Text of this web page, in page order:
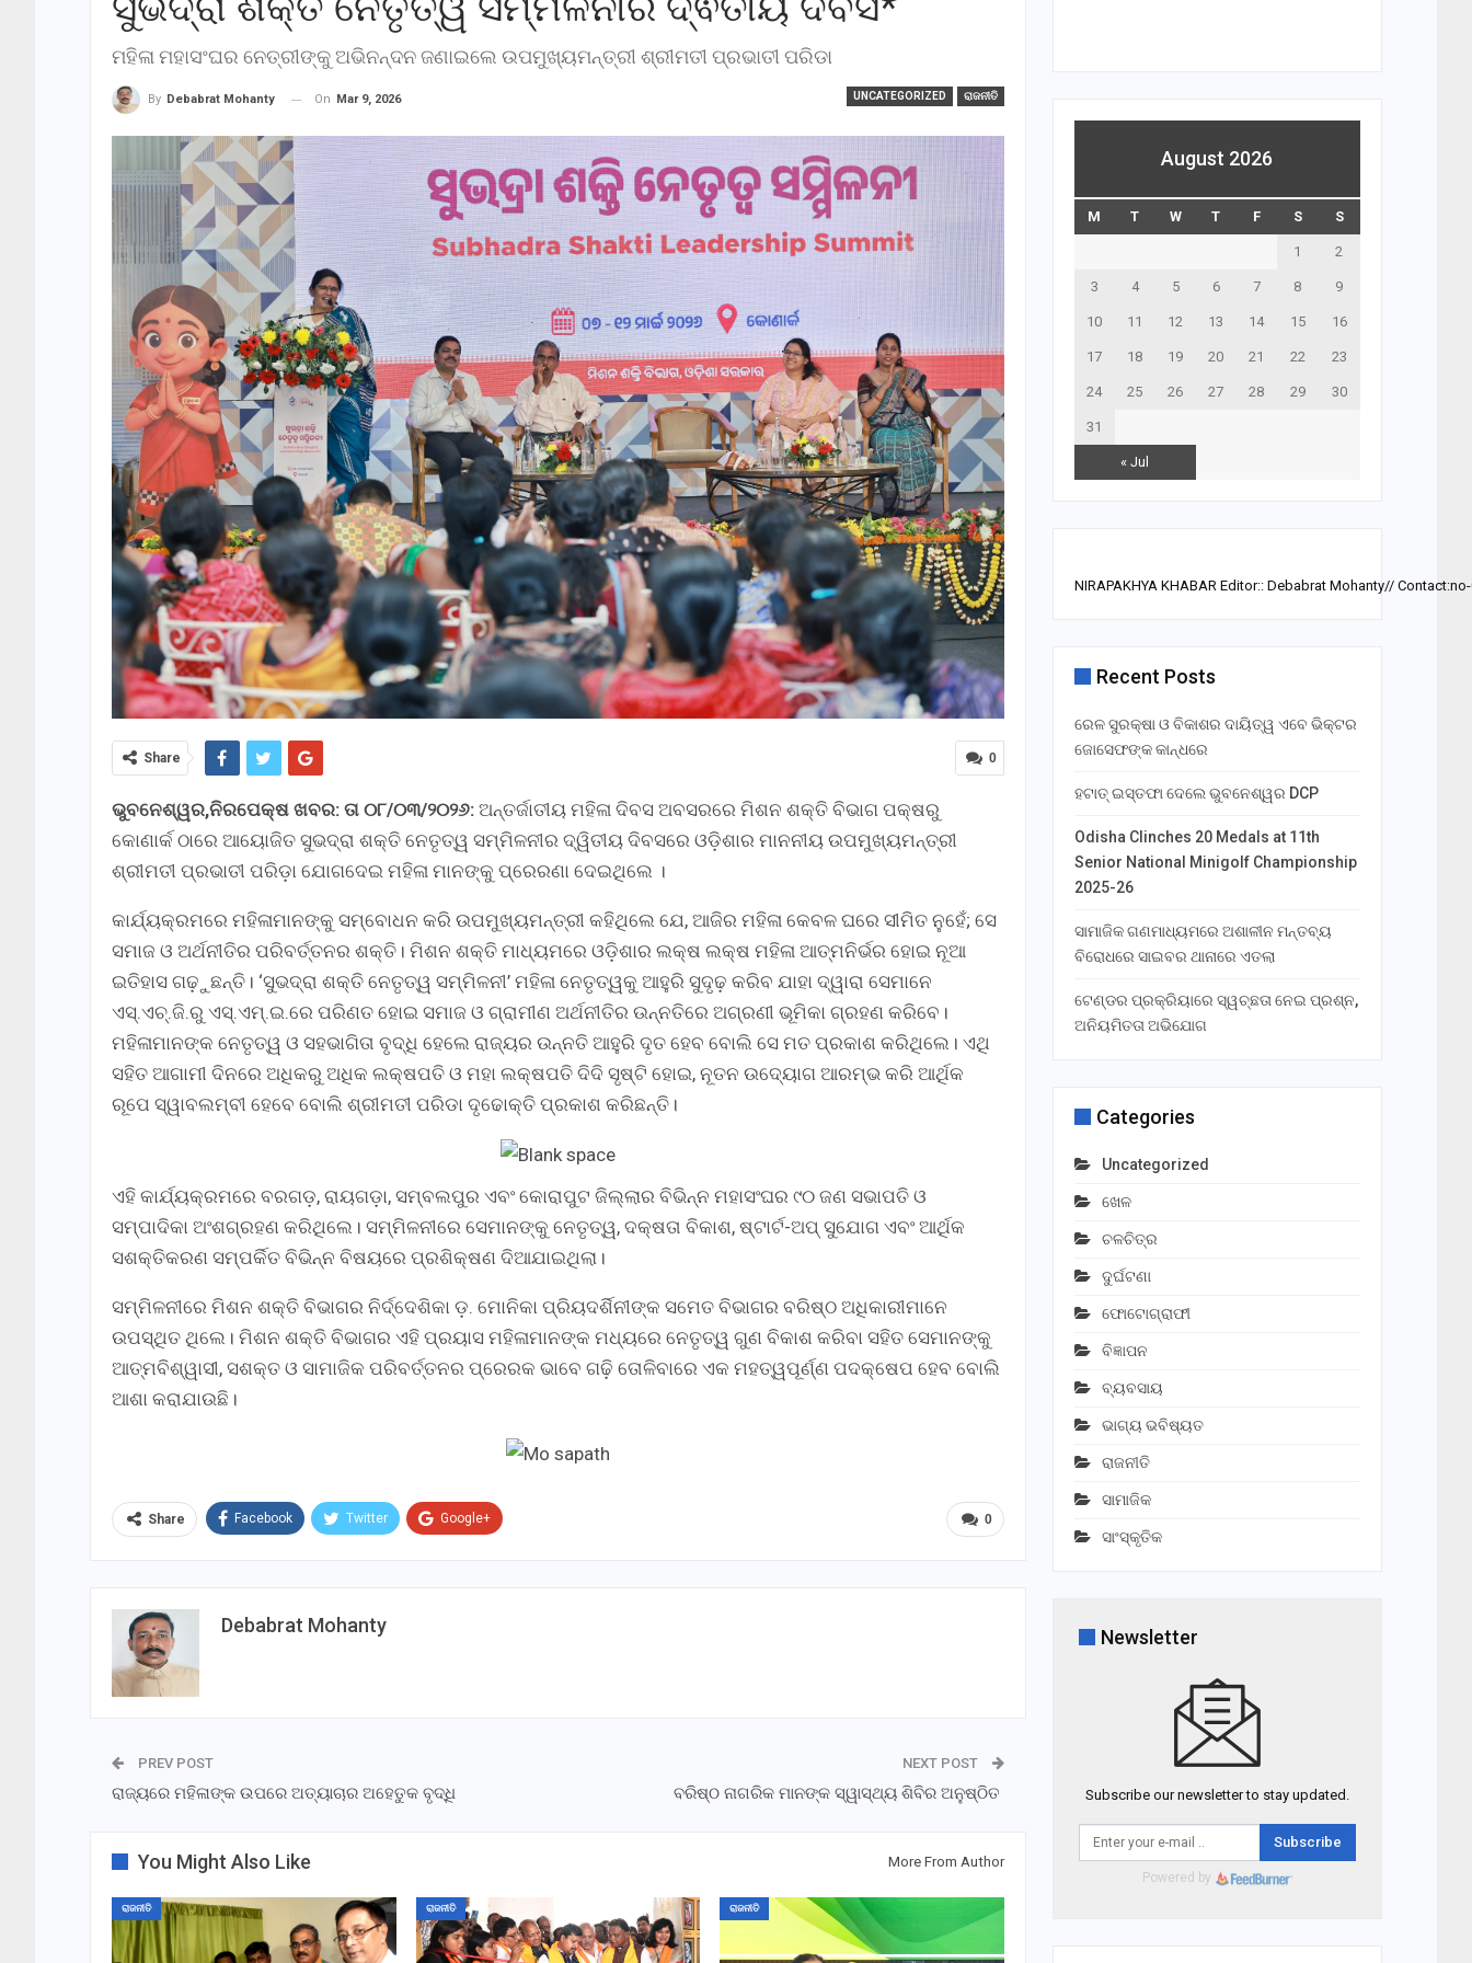
ମହିଳା ମହାସଂଘର ନେତ୍ରୀଙ୍କୁ ଅଭିନନ୍ଦନ ଜଣାଇଲେ ଉପମୁଖ୍ୟମନ୍ତ୍ରୀ ଶ୍ରୀମତୀ ପ୍ରଭାତୀ ପରିଡା
UNCATEGORIZED ରାଜନୀତି
By Debabrat Mohanty On Mar 9, 2026
0
Share
ଭୁବନେଶ୍ୱର,ନିରପେକ୍ଷ ଖବର: ତା ୦୮/୦୩/୨୦୨୬: ଅନ୍ତର୍ଜାତୀୟ ମହିଳା ଦିବସ ଅବସରରେ ମିଶନ ଶକ୍ତି ବିଭାଗ ପକ୍ଷରୁ
କୋଣାର୍କ ଠାରେ ଆୟୋଜିତ ସୁଭଦ୍ରା ଶକ୍ତି ନେତୃତ୍ୱ ସମ୍ମିଳନୀର ଦ୍ୱିତୀୟ ଦିବସରେ ଓଡ଼ିଶାର ମାନନୀୟ ଉପମୁଖ୍ୟମନ୍ତ୍ରୀ
ଶ୍ରୀମତୀ ପ୍ରଭାତୀ ପରିଡ଼ା ଯୋଗଦେଇ ମହିଳା ମାନଙ୍କୁ ପ୍ରେରଣା ଦେଇଥିଲେ ।
କାର୍ଯ୍ୟକ୍ରମରେ ମହିଳାମାନଙ୍କୁ ସମ୍ବୋଧନ କରି ଉପମୁଖ୍ୟମନ୍ତ୍ରୀ କହିଥିଲେ ଯେ, ଆଜିର ମହିଳା କେବଳ ଘରେ ସୀମିତ ନୁହେଁ; ସେ
ସମାଜ ଓ ଅର୍ଥନୀତିର ପରିବର୍ତ୍ତନର ଶକ୍ତି। ମିଶନ ଶକ୍ତି ମାଧ୍ୟମରେ ଓଡ଼ିଶାର ଲକ୍ଷ ଲକ୍ଷ ମହିଳା ଆତ୍ମନିର୍ଭର ହୋଇ ନୂଆ
ଇତିହାସ ଗଢ଼ୁଛନ୍ତି। ‘ସୁଭଦ୍ରା ଶକ୍ତି ନେତୃତ୍ୱ ସମ୍ମିଳନୀ’ ମହିଳା ନେତୃତ୍ୱକୁ ଆହୁରି ସୁଦୃଢ଼ କରିବ ଯାହା ଦ୍ୱାରା ସେମାନେ
ଏସ୍‌.ଏଚ୍‌.ଜି.ରୁ ଏସ୍‌.ଏମ୍‌.ଇ.ରେ ପରିଣତ ହୋଇ ସମାଜ ଓ ଗ୍ରାମୀଣ ଅର୍ଥନୀତିର ଉନ୍ନତିରେ ଅଗ୍ରଣୀ ଭୂମିକା ଗ୍ରହଣ କରିବେ।
ମହିଳାମାନଙ୍କ ନେତୃତ୍ୱ ଓ ସହଭାଗିତା ବୃଦ୍ଧି ହେଲେ ରାଜ୍ୟର ଉନ୍ନତି ଆହୁରି ଦୃତ ହେବ ବୋଲି ସେ ମତ ପ୍ରକାଶ କରିଥିଲେ। ଏଥି
ସହିତ ଆଗାମୀ ଦିନରେ ଅଧିକରୁ ଅଧିକ ଲକ୍ଷପତି ଓ ମହା ଲକ୍ଷପତି ଦିଦି ସୃଷ୍ଟି ହୋଇ, ନୂତନ ଉଦ୍ୟୋଗ ଆରମ୍ଭ କରି ଆର୍ଥିକ
ରୂପେ ସ୍ୱାବଲମ୍ବୀ ହେବେ ବୋଲି ଶ୍ରୀମତୀ ପରିଡା ଦୃଢୋକ୍ତି ପ୍ରକାଶ କରିଛନ୍ତି।
ଏହି କାର୍ଯ୍ୟକ୍ରମରେ ବରଗଡ଼, ରାୟଗଡ଼ା, ସମ୍ବଲପୁର ଏବଂ କୋରାପୁଟ ଜିଲ୍ଲାର ବିଭିନ୍ନ ମହାସଂଘର ୯୦ ଜଣ ସଭାପତି ଓ
ସମ୍ପାଦିକା ଅଂଶଗ୍ରହଣ କରିଥିଲେ। ସମ୍ମିଳନୀରେ ସେମାନଙ୍କୁ ନେତୃତ୍ୱ, ଦକ୍ଷତା ବିକାଶ, ଷ୍ଟାର୍ଟ-ଅପ୍ ସୁଯୋଗ ଏବଂ ଆର୍ଥିକ
ସଶକ୍ତିକରଣ ସମ୍ପର୍କିତ ବିଭିନ୍ନ ବିଷୟରେ ପ୍ରଶିକ୍ଷଣ ଦିଆଯାଇଥିଲା।
ସମ୍ମିଳନୀରେ ମିଶନ ଶକ୍ତି ବିଭାଗର ନିର୍ଦ୍ଦେଶିକା ଡ଼. ମୋନିକା ପ୍ରିୟଦର୍ଶିନୀଙ୍କ ସମେତ ବିଭାଗର ବରିଷ୍ଠ ଅଧିକାରୀମାନେ
ଉପସ୍ଥିତ ଥିଲେ। ମିଶନ ଶକ୍ତି ବିଭାଗର ଏହି ପ୍ରୟାସ ମହିଳାମାନଙ୍କ ମଧ୍ୟରେ ନେତୃତ୍ୱ ଗୁଣ ବିକାଶ କରିବା ସହିତ ସେମାନଙ୍କୁ
ଆତ୍ମବିଶ୍ୱାସୀ, ସଶକ୍ତ ଓ ସାମାଜିକ ପରିବର୍ତ୍ତନର ପ୍ରେରକ ଭାବେ ଗଢ଼ି ତୋଳିବାରେ ଏକ ମହତ୍ୱପୂର୍ଣ୍ଣ ପଦକ୍ଷେପ ହେବ ବୋଲି
ଆଶା କରାଯାଉଛି।
0
Share Facebook Twitter Google+
Debabrat Mohanty
PREV POST
ରାଜ୍ୟରେ ମହିଳାଙ୍କ ଉପରେ ଅତ୍ୟାଚାର ଅହେତୁକ ବୃଦ୍ଧି
NEXT POST
ବରିଷ୍ଠ ନାଗରିକ ମାନଙ୍କ ସ୍ୱାସ୍ଥ୍ୟ ଶିବିର ଅନୁଷ୍ଠିତ
You Might Also Like More From Author
ରାଜନୀତି ରାଜନୀତି ରାଜନୀତି
August 2026
M T W T F S S
« Jul
1 2
3 4 5 6 7 8 9
10 11 12 13 14 15 16
17 18 19 20 21 22 23
24 25 26 27 28 29 30
31
NIRAPAKHYA KHABAR Editor:: Debabrat Mohanty//
Recent Posts
ରେଳ ସୁରକ୍ଷା ଓ ବିକାଶର ଦାୟିତ୍ୱ ଏବେ ଭିକ୍ଟର
ଜୋସେଫଙ୍କ କାନ୍ଧରେ
ହଟାତ୍ ଇସ୍ତଫା ଦେଲେ ଭୁବନେଶ୍ୱର DCP
Odisha Clinches 20 Medals at 11th
Senior National Minigolf Championship
2025-26
ସାମାଜିକ ଗଣମାଧ୍ୟମରେ ଅଶାଳୀନ ମନ୍ତବ୍ୟ
ବିରୋଧରେ ସାଇବର ଥାନାରେ ଏତଲା
ଟେଣ୍ଡର ପ୍ରକ୍ରିୟାରେ ସ୍ୱଚ୍ଛତା ନେଇ ପ୍ରଶ୍ନ,
ଅନିୟମିତତା ଅଭିଯୋଗ
Categories
Uncategorized
ଖେଳ
ଚଳଚିତ୍ର
ଦୁର୍ଘଟଣା
ଫୋଟୋଗ୍ରାଫୀ
ବିଜ୍ଞାପନ
ବ୍ୟବସାୟ
ଭାଗ୍ୟ ଭବିଷ୍ୟତ
ରାଜନୀତି
ସାମାଜିକ
ସାଂସ୍କୃତିକ
Newsletter
Subscribe our newsletter to stay updated.
Subscribe
Powered by